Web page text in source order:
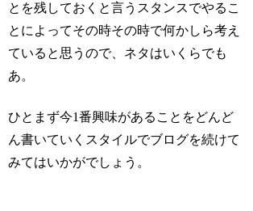
とを残しておくと言うスタンスでやるこ
とによってその時その時で何かしら考え
ていると思うので、ネタはいくらでも
あ。
ひとまず今1番興味があることをどんど
ん書いていくスタイルでブログを続けて
みてはいかがでしょう。